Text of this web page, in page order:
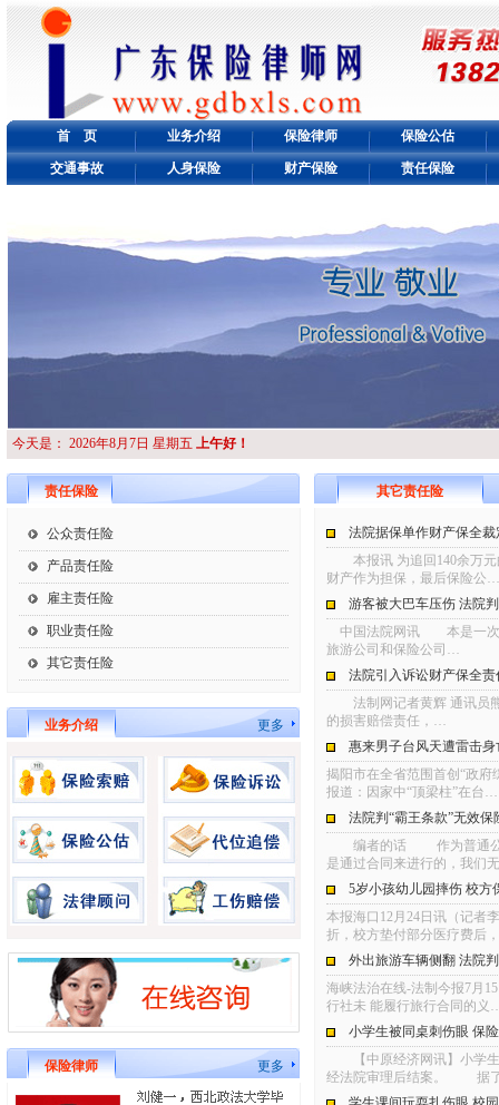
首 页 业务介绍 保险律师 保险公估
交通事故 人身保险 财产保险 责任保险
今天是： 2026年8月7日 星期五 上午好！
责任保险
公众责任险
产品责任险
雇主责任险
职业责任险
其它责任险
业务介绍 更多
保险律师 更多
其它责任险
法院据保单作财产保全
本报讯 为追回140余万元
财产作为担保，最后保险公…
游客被大巴车压伤 法院
中国法院网讯 本是一次快
旅游公司和保险公司…
法院引入诉讼财产保全责
法制网记者黄辉 通讯员
的损害赔偿责任，…
惠来男子台风天遭雷击
揭阳市在全省范围首创“政
报道：因家中“顶梁柱”在台…
法院判“霸王条款”无效
编者的话 作为普通公民
是通过合同来进行的，我们
5岁小孩幼儿园摔伤 校方
本报海口12月24日讯（记者
折，校方垫付部分医疗费后
外出旅游车辆侧翻 法院
海峡法治在线-法制今报7月
行社未 能履行旅行合同的义
小学生被同桌刺伤眼 保
【中原经济网讯】小学生
经法院审理后结案。 据